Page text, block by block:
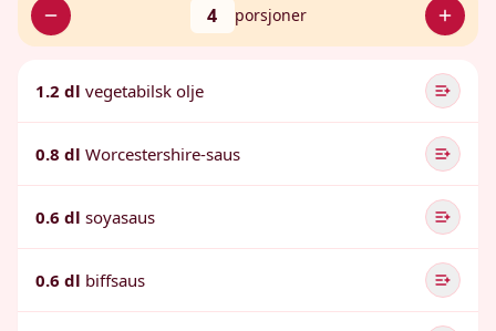
4 porsjoner
1.2 dl vegetabilsk olje
0.8 dl Worcestershire-saus
0.6 dl soyasaus
0.6 dl biffsaus